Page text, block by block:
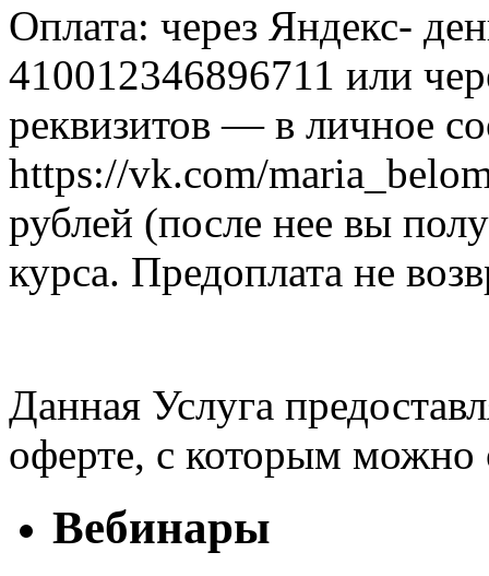
Оплата: через Яндекс-
410012346896711 или
реквизитов — в личное
https://vk.com/
рублей (после нее вы
курса. Предоплата не
Данная Услуга
оферте, с которым можно
Вебинары